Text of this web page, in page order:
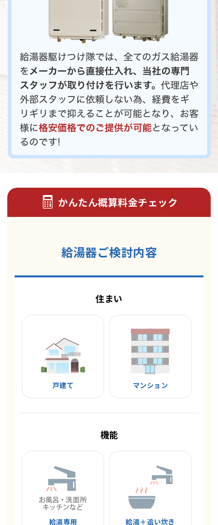
かんたん概算料金チェック
給湯器ご検討内容
住まい
戸建て マンション
機能
給湯専用 給湯＋追い炊き